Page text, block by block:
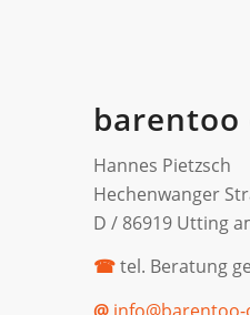
Hannes Pietzsch
Hechenwanger
D / 86919 Utting
☎tel. Beratung